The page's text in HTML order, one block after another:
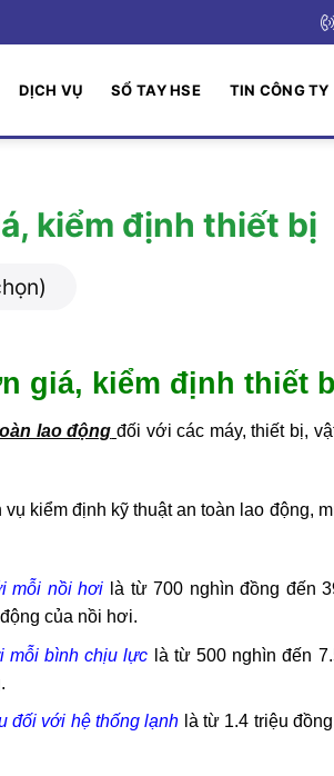
DỊCH VỤ SỔ TAY HSE TIN CÔNG TY
kiểm định thiết bị
giá, kiểm định thiết
lao động đối với các máy, thiết bị,
kiểm định kỹ thuật an toàn lao động,
mỗi nồi hơi là từ 700 nghìn đồng đến
của nồi hơi.
mỗi bình chịu lực là từ 500 nghìn đến
đối với hệ thống lạnh là từ 1.4 triệu